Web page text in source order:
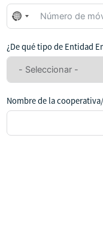
No
se
seleccionado
ningún
¿De qué tipo de Entidad
Nombre de la